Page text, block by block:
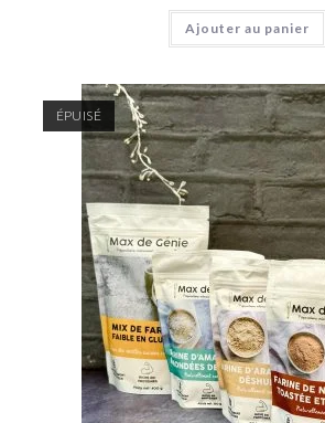
Ajouter au panier
ÉPUISÉ